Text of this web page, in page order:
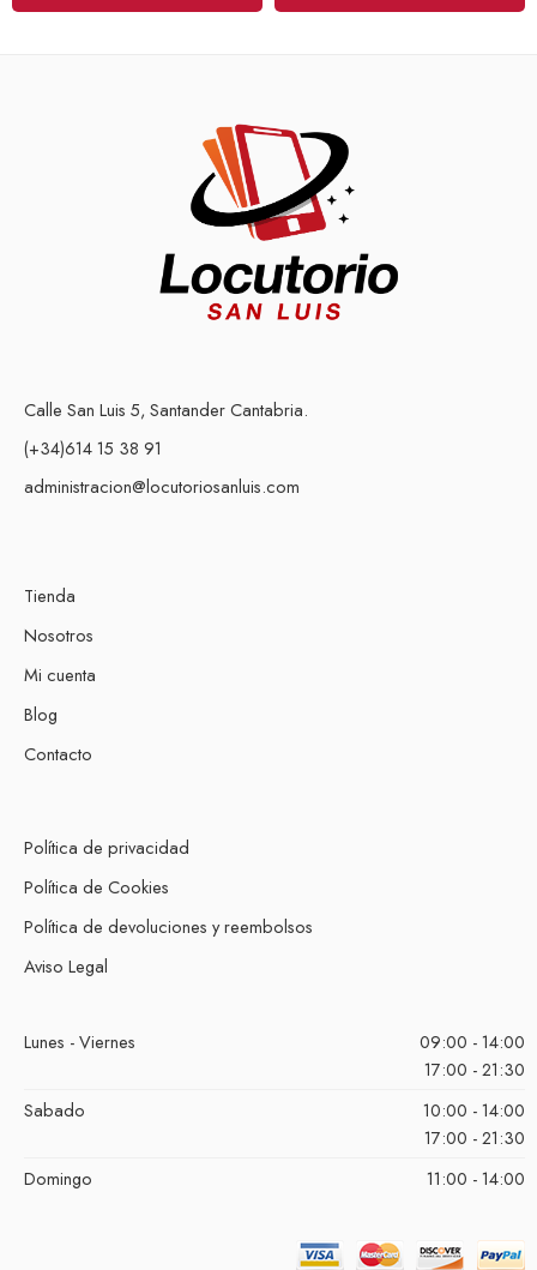
Calle San Luis 5, Santander Cantabria.
(+34)614 15 38 91
administracion@locutoriosanluis.com
Tienda
Nosotros
Mi cuenta
Blog
Contacto
Política de privacidad
Política de Cookies
Política de devoluciones y reembolsos
Aviso Legal
Lunes - Viernes
09:00 - 14:00
17:00 - 21:30
Sabado
10:00 - 14:00
17:00 - 21:30
Domingo
11:00 - 14:00